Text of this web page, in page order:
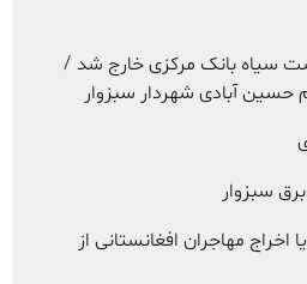
سیاه بانک مرکزی خارج شد /
آبادی شهردار سبزوار
سبزوار
اخراج مهاجران افغانستانی از